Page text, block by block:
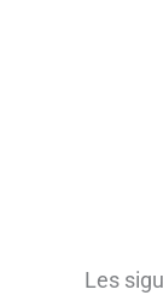
Les